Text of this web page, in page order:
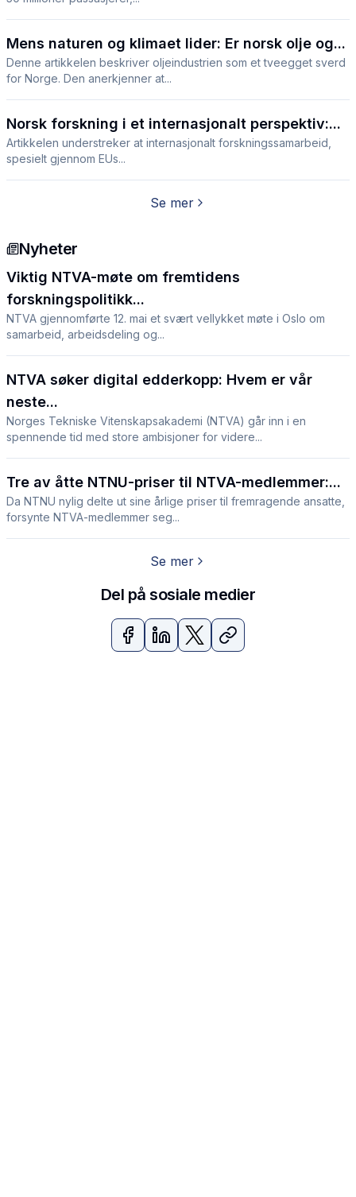
Mens naturen og klimaet lider: Er norsk olje og...
Denne artikkelen beskriver oljeindustrien som et tveegget sverd
for Norge. Den anerkjenner at...
Norsk forskning i et internasjonalt perspektiv:...
Artikkelen understreker at internasjonalt forskningssamarbeid,
spesielt gjennom EUs...
Se mer
Nyheter
Viktig NTVA-møte om fremtidens
forskningspolitikk...
NTVA gjennomførte 12. mai et svært vellykket møte i Oslo om
samarbeid, arbeidsdeling og...
NTVA søker digital edderkopp: Hvem er vår
neste...
Norges Tekniske Vitenskapsakademi (NTVA) går inn i en
spennende tid med store ambisjoner for videre...
Tre av åtte NTNU-priser til NTVA-medlemmer:...
Da NTNU nylig delte ut sine årlige priser til fremragende ansatte,
forsynte NTVA-medlemmer seg...
Se mer
Del på sosiale medier